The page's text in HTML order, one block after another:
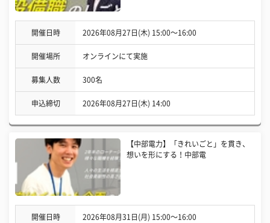
開催日時 2026年08月27日(木) 15:00〜16:00
開催場所 オンラインにて実施
募集人数 300名
申込締切 2026年08月27日(木) 14:00
【中部電力】「きれいごと」を貫き、
想いを形にする！中部電
開催日時 2026年08月31日(月) 15:00〜16:00